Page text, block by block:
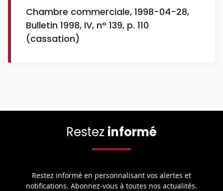
Chambre commerciale, 1998-04-28,
Bulletin 1998, IV, n° 139, p. 110
(cassation)
Restez informé
Restez informé en personnalisant vos alertes et
notifications. Abonnez-vous à toutes nos actualités.